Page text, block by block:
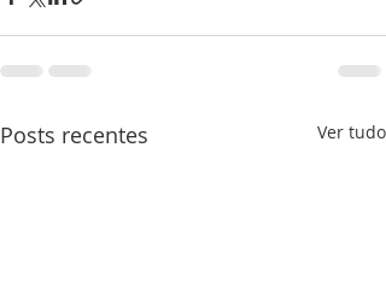
Posts recentes Ver tudo